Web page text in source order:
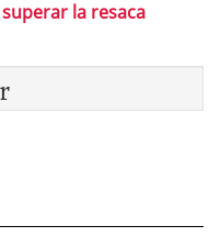
la resaca